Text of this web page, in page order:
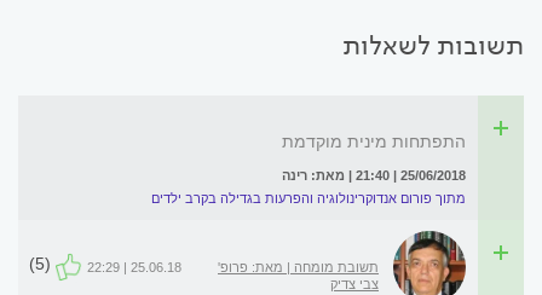
תשובות לשאלות
התפתחות מינית מוקדמת
25/06/2018 | 21:40 | מאת: רינה
מתוך פורום אנדוקרינולוגיה והפרעות בגדילה בקרב ילדים
תשובת מומחה | מאת: פרופ'
צבי צדיק
25.06.18 | 22:29
(5)